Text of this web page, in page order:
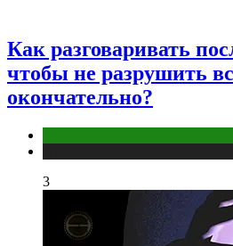
Как разговаривать
чтобы не разрушить
окончательно?
3